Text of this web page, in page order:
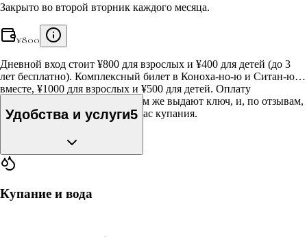
Закрыто во второй вторник каждого месяца.
¥800
Дневной вход стоит ¥800 для взрослых и ¥400 для детей (до 3
лет бесплатно). Комплексный билет в Коноха-но-ю и Ситан-ю
вместе, ¥1000 для взрослых и ¥500 для детей. Оплату
принимают на ресепшене и там же выдают ключ, и, по отзывам,
аренды хватает примерно на час купания.
Удобства и услуги5
Купание и вода